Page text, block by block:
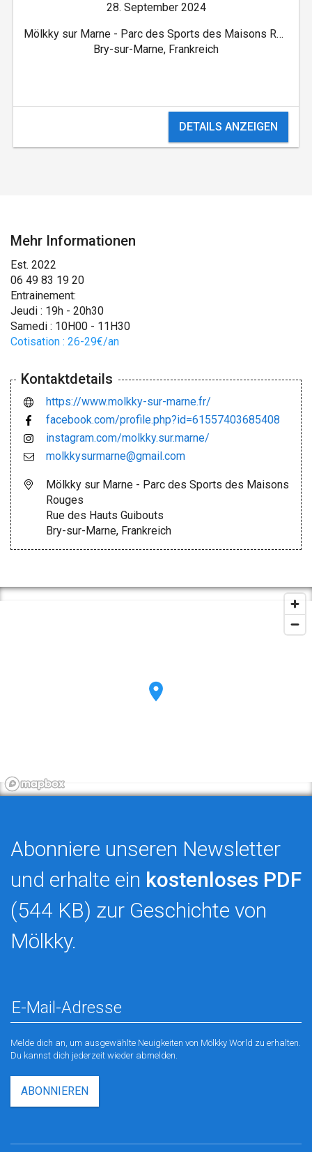
28. September 2024
Mölkky sur Marne - Parc des Sports des Maisons Rouges
Bry-sur-Marne, Frankreich
DETAILS ANZEIGEN
Mehr Informationen
Est. 2022
06 49 83 19 20
Entrainement:
Jeudi : 19h - 20h30
Samedi : 10H00 - 11H30
Cotisation : 26-29€/an
Kontaktdetails
https://www.molkky-sur-marne.fr/
facebook.com/profile.php?id=61557403685408
instagram.com/molkky.sur.marne/
molkkysurmarne@gmail.com
Mölkky sur Marne - Parc des Sports des Maisons
Rouges
Rue des Hauts Guibouts
Bry-sur-Marne, Frankreich
Abonniere unseren Newsletter
und erhalte ein kostenloses PDF
(544 KB) zur Geschichte von
Mölkky.
Melde dich an, um ausgewählte Neuigkeiten von Mölkky World zu erhalten.
Du kannst dich jederzeit wieder abmelden.
ABONNIEREN